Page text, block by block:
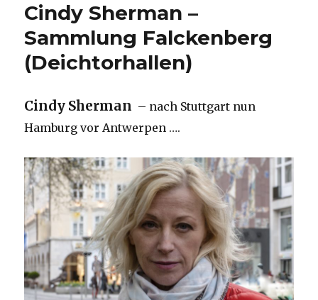
Cindy Sherman –
Sammlung Falckenberg
(Deichtorhallen)
Cindy Sherman – nach Stuttgart nun
Hamburg vor Antwerpen ….